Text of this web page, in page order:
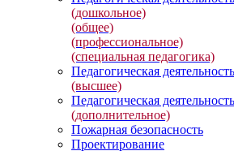
(дошкольное)
(общее)
(профессиональное)
(специальная педагогика)
Педагогическая деятельность
(высшее)
Педагогическая деятельность
(дополнительное)
Пожарная безопасность
Проектирование